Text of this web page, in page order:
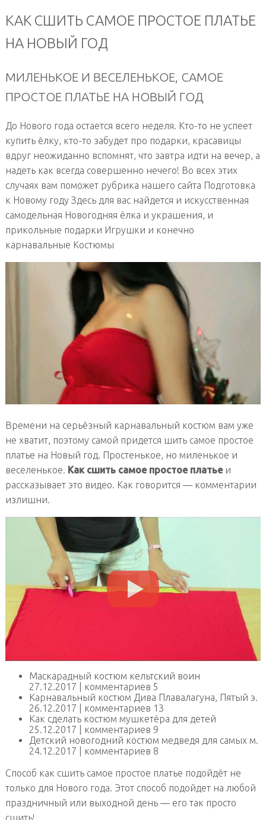
КАК СШИТЬ САМОЕ ПРОСТОЕ ПЛАТЬЕ
НА НОВЫЙ ГОД
МИЛЕНЬКОЕ И ВЕСЕЛЕНЬКОЕ, САМОЕ
ПРОСТОЕ ПЛАТЬЕ НА НОВЫЙ ГОД
До Нового года остается всего неделя. Кто-то не успеет
купить ёлку, кто-то забудет про подарки, красавицы
вдруг неожиданно вспомнят, что завтра идти на вечер, а
надеть как всегда совершенно нечего! Во всех этих
случаях вам поможет рубрика нашего сайта Подготовка
к Новому году Здесь для вас найдется и искусственная
самодельная Новогодняя ёлка и украшения, и
прикольные подарки Игрушки и конечно
карнавальные Костюмы
Времени на серьёзный карнавальный костюм вам уже
не хватит, поэтому самой придется шить самое простое
платье на Новый год. Простенькое, но миленькое и
веселенькое. Как сшить самое простое платьеи
рассказывает это видео. Как говорится — комментарии
излишни.
Маскарадный костюм кельтский воин
27.12.2017 | комментариев 5
Карнавальный костюм Дива Плавалагуна, Пятый э.
26.12.2017 | комментариев 13
Как сделать костюм мушкетёра для детей
25.12.2017 | комментариев 9
Детский новогодний костюм медведя для самых м.
24.12.2017 | комментариев 8
Способ как сшить самое простое платье подойдёт не
только для Нового года. Этот способ подойдет на любой
праздничный или выходной день — его так просто
сшить!